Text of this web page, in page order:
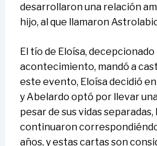
desarrollaron una relación
hijo, al que llamaron
El tío de Eloísa,
acontecimiento, mandó a
este evento, Eloísa decidió
y Abelardo optó por llevar
pesar de sus vidas
continuaron
años, y estas cartas son